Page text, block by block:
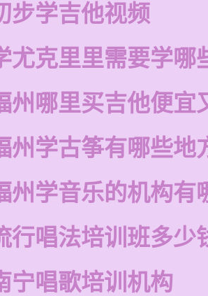
步学吉他视频
尤克里里需要学哪
州哪里买吉他便宜
州学古筝有哪些地
州学音乐的机构有
行唱法培训班多少
宁唱歌培训机构